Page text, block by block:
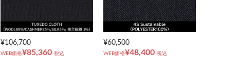
¥106,700
WEB価格¥85,360 税込
¥60,500
WEB価格¥48,400 税込